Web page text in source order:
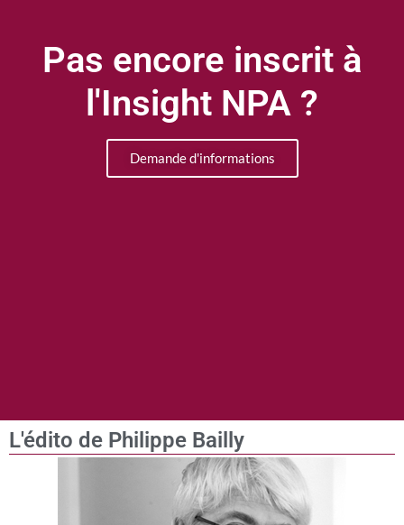
Pas encore inscrit à
l'Insight NPA ?
Demande d'informations
L'édito de Philippe Bailly